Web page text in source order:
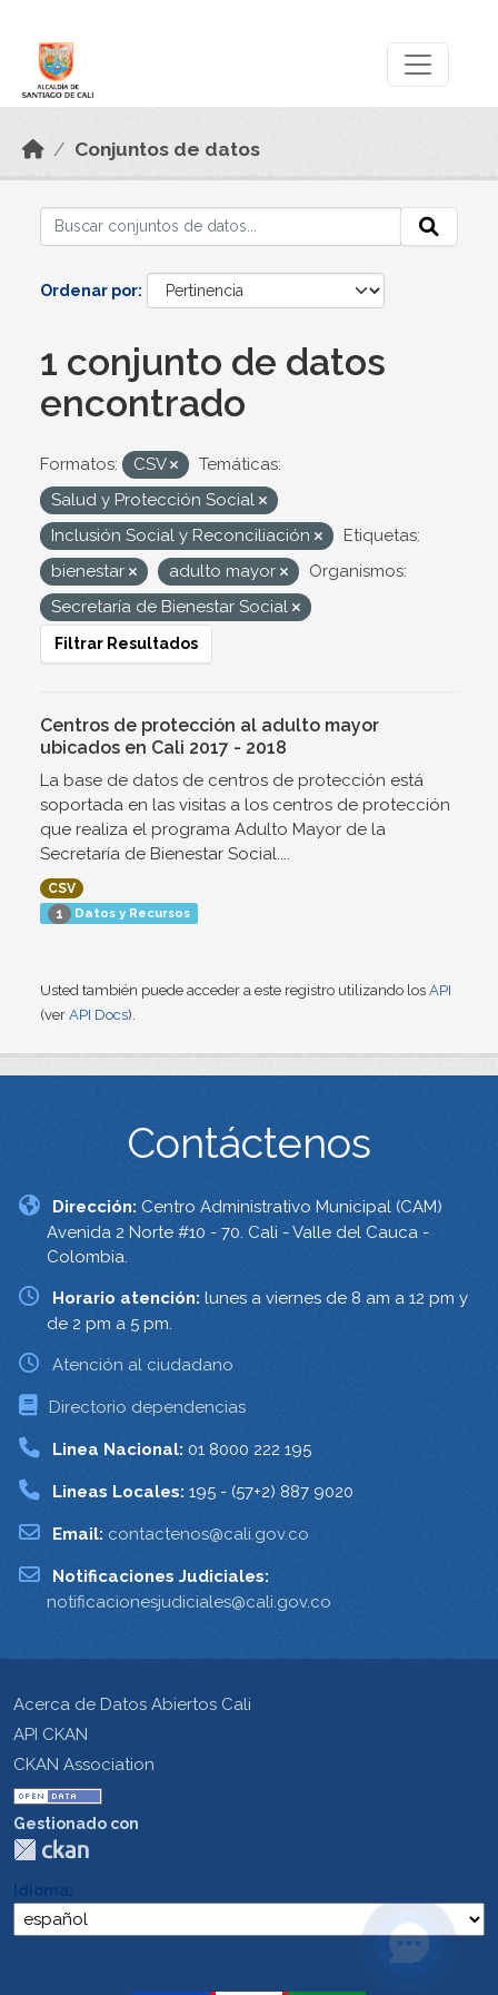
Conjuntos de datos
Ordenar por
1 conjunto de datos
encontrado
Formatos: CSV
Temáticas:
Salud y Protección Social
Inclusión Social y Reconciliación
Etiquetas:
bienestar
adulto mayor
Organismos:
Secretaría de Bienestar Social
Filtrar Resultados
Centros de protección al adulto mayor
ubicados en Cali 2017 - 2018
La base de datos de centros de protección está
soportada en las visitas a los centros de protección
que realiza el programa Adulto Mayor de la
Secretaría de Bienestar Social....
CSV
1 Datos y Recursos
Usted también puede acceder a este registro utilizando los API
(ver API Docs).
Contáctenos
Dirección: Centro Administrativo Municipal (CAM)
Avenida 2 Norte #10 - 70. Cali - Valle del Cauca -
Colombia.
Horario atención: lunes a viernes de 8 am a 12 pm y
de 2 pm a 5 pm.
Atención al ciudadano
Directorio dependencias
Linea Nacional: 01 8000 222 195
Lineas Locales: 195 - (57+2) 887 9020
Email: contactenos@cali.gov.co
Notificaciones Judiciales:
notificacionesjudiciales@cali.gov.co
Acerca de Datos Abiertos Cali
API CKAN
CKAN Association
Gestionado con